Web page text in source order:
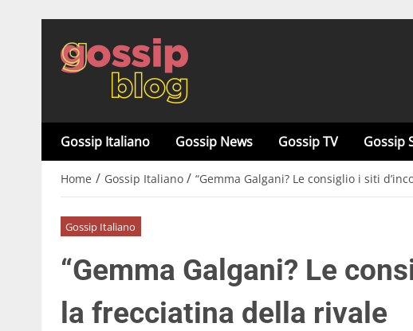
Gossip Italiano Gossip News Gossip TV Gossip
Home / Gossip Italiano / “Gemma Galgani? Le consiglio i siti
Gossip Italiano
“Gemma Galgani? Le
la frecciatina della rivale